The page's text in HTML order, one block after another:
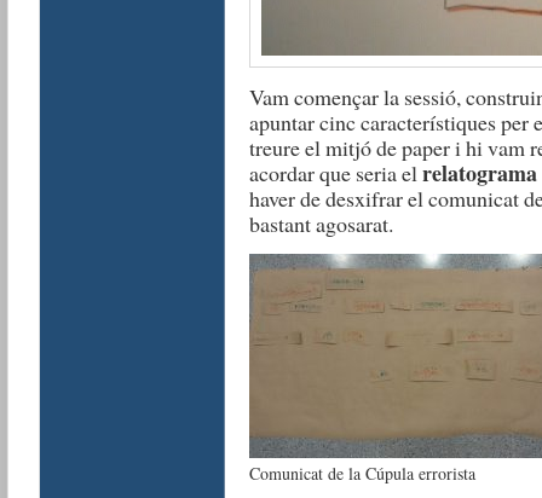
Vam començar la sessió,
apuntar cinc característiques per
treure el mitjó de paper i hi vam
acordar que seria elrelatograma
haver de desxifrar el comunicat
bastant agosarat.
Comunicat de la Cúpula errorista